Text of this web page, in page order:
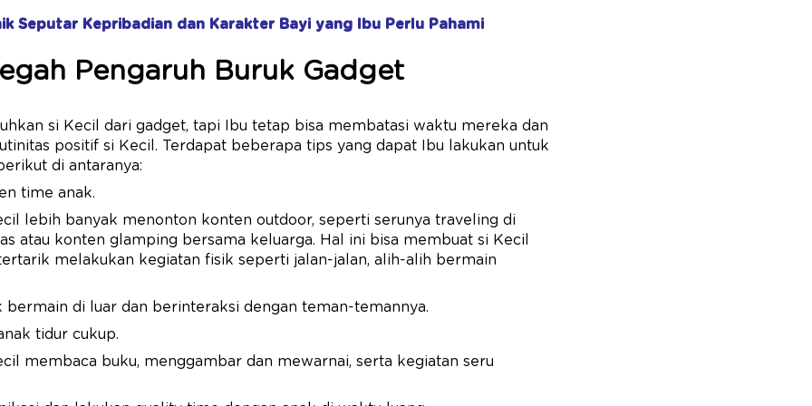
Seputar Kepribadian dan Karakter Bayi yang Ibu Perlu Pahami
Pengaruh Buruk Gadget
si Kecil dari gadget, tapi Ibu tetap bisa membatasi waktu mereka dan
positif si Kecil. Terdapat beberapa tips yang dapat Ibu lakukan untuk
di antaranya:
time anak.
lebih banyak menonton konten outdoor, seperti serunya traveling di
atau konten glamping bersama keluarga. Hal ini bisa membuat si Kecil
melakukan kegiatan fisik seperti jalan-jalan, alih-alih bermain
bermain di luar dan berinteraksi dengan teman-temannya.
tidur cukup.
membaca buku, menggambar dan mewarnai, serta kegiatan seru